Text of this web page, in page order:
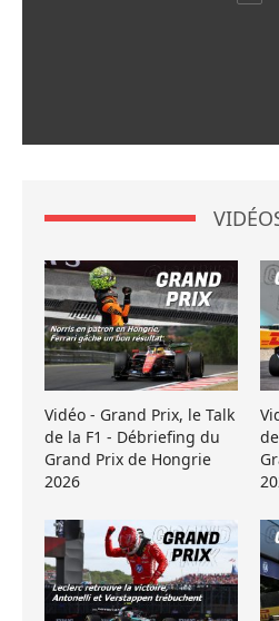
Vidéo - Grand Prix, le Talk
de la F1 - Débriefing du
Grand Prix de Hongrie
2026